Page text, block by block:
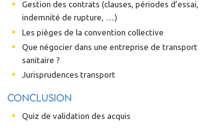
Gestion des contrats (clauses, périodes d’essai,
indemnité de rupture, …)
Les pièges de la convention collective
Que négocier dans une entreprise de transport
sanitaire ?
Jurisprudences transport
Conclusion
Quiz de validation des acquis